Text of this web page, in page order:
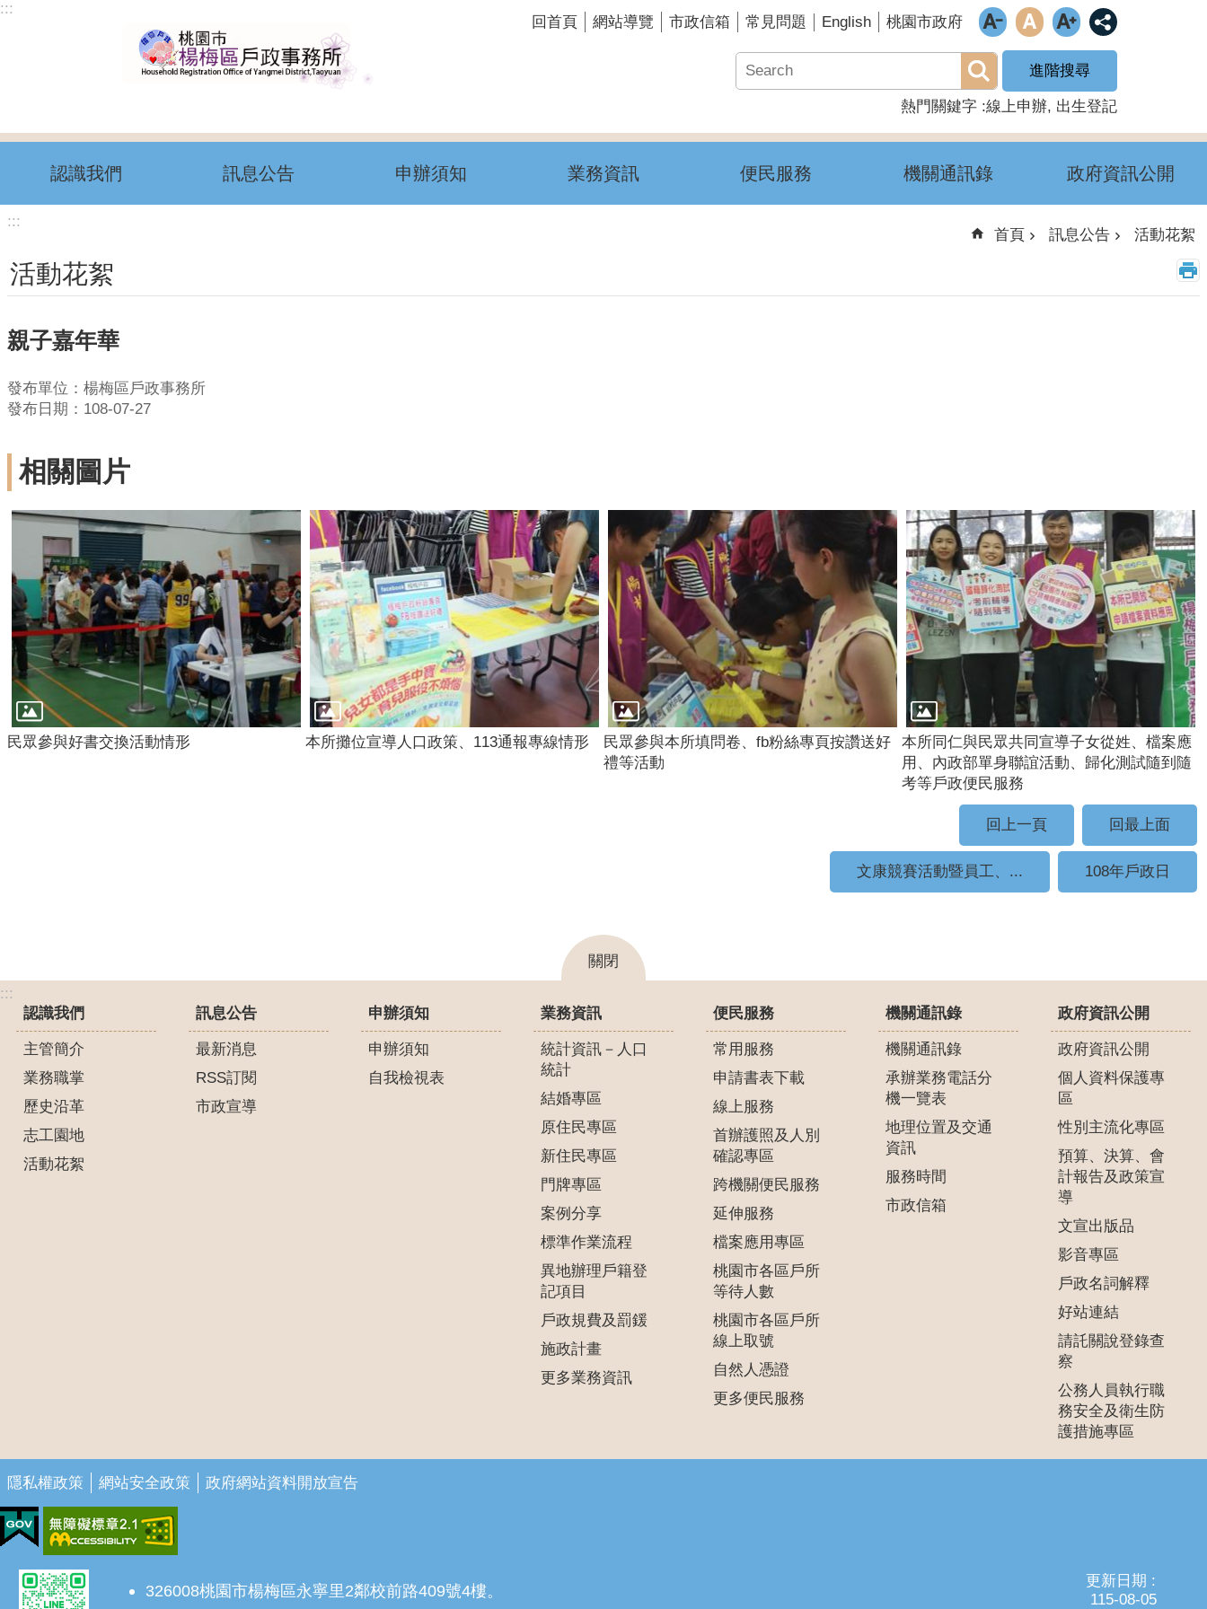
跳到主要內容區塊
:::
回首頁 網站導覽 市政信箱 常見問題 English 桃園市政府
進階搜尋
熱門關鍵字 線上申辦 出生登記
認識我們 訊息公告 申辦須知 業務資訊 便民服務 機關通訊錄 政府資訊公開
:::
首頁 訊息公告 活動花絮
活動花絮
親子嘉年華
發布單位：楊梅區戶政事務所
發布日期：108-07-27
相關圖片
民眾參與好書交換活動情形 本所攤位宣導人口政策、113通報專線情形
民眾參與本所填問卷、fb粉絲專頁按讚送好
禮等活動
本所同仁與民眾共同宣導子女從姓、檔案應
用、內政部單身聯誼活動、歸化測試隨到隨
考等戶政便民服務
回上一頁 回最上面
文康競賽活動暨員工、... 108年戶政日
關閉
:::
認識我們
主管簡介
業務職掌
歷史沿革
志工園地
活動花絮
訊息公告
最新消息
RSS訂閱
市政宣導
申辦須知
申辦須知
自我檢視表
業務資訊
統計資訊－人口
統計
結婚專區
原住民專區
新住民專區
門牌專區
案例分享
標準作業流程
異地辦理戶籍登
記項目
戶政規費及罰鍰
施政計畫
更多業務資訊
便民服務
常用服務
申請書表下載
線上服務
首辦護照及人別
確認專區
跨機關便民服務
延伸服務
檔案應用專區
桃園市各區戶所
等待人數
桃園市各區戶所
線上取號
自然人憑證
更多便民服務
機關通訊錄
機關通訊錄
承辦業務電話分
機一覽表
地理位置及交通
資訊
服務時間
市政信箱
政府資訊公開
政府資訊公開
個人資料保護專
區
性別主流化專區
預算、決算、會
計報告及政策宣
導
文宣出版品
影音專區
戶政名詞解釋
好站連結
請託關說登錄查
察
公務人員執行職
務安全及衛生防
護措施專區
隱私權政策 網站安全政策 政府網站資料開放宣告
326008桃園市楊梅區永寧里2鄰校前路409號4樓。
更新日期
115-08-05